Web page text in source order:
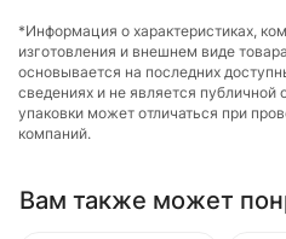
*Информация о характеристиках,
изготовления и внешнем виде
основывается на последних
сведениях и не является публичной
упаковки может отличаться при
компаний.
Вам также может